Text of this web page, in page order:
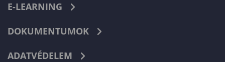
E-LEARNING
DOKUMENTUMOK
ADATVÉDELEM